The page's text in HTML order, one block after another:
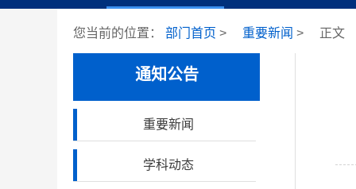
您当前的位置： 部门首页 > 重要新闻 > 正文
通知公告
重要新闻
学科动态